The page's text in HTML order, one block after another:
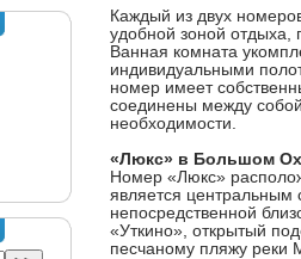
Каждый из двух
удобной зоной отдыха,
Ванная комната
индивидуальными
номер имеет
соединены между
необходимости.
«Люкс» в Большом
Номер «Люкс»
является центральным
непосредственной
«Уткино», открытый
песчаному пляжу реки